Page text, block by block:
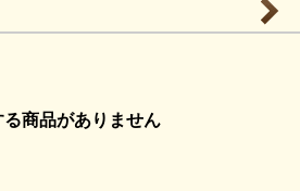
る商品がありません